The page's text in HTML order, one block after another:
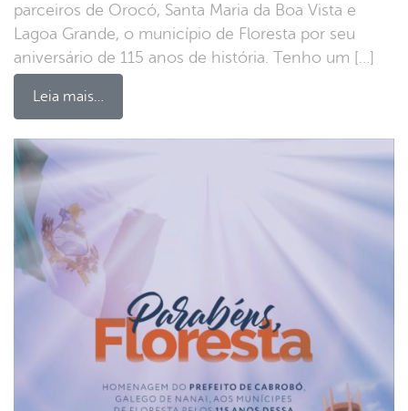
parceiros de Orocó, Santa Maria da Boa Vista e
Lagoa Grande, o município de Floresta por seu
aniversário de 115 anos de história. Tenho um […]
Leia mais…